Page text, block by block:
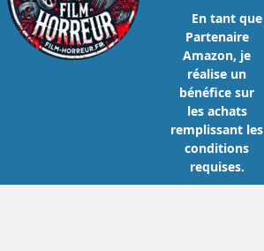
En tant que
Partenaire
Amazon, je
réalise un
bénéfice sur
les achats
remplissant les
conditions
requises.